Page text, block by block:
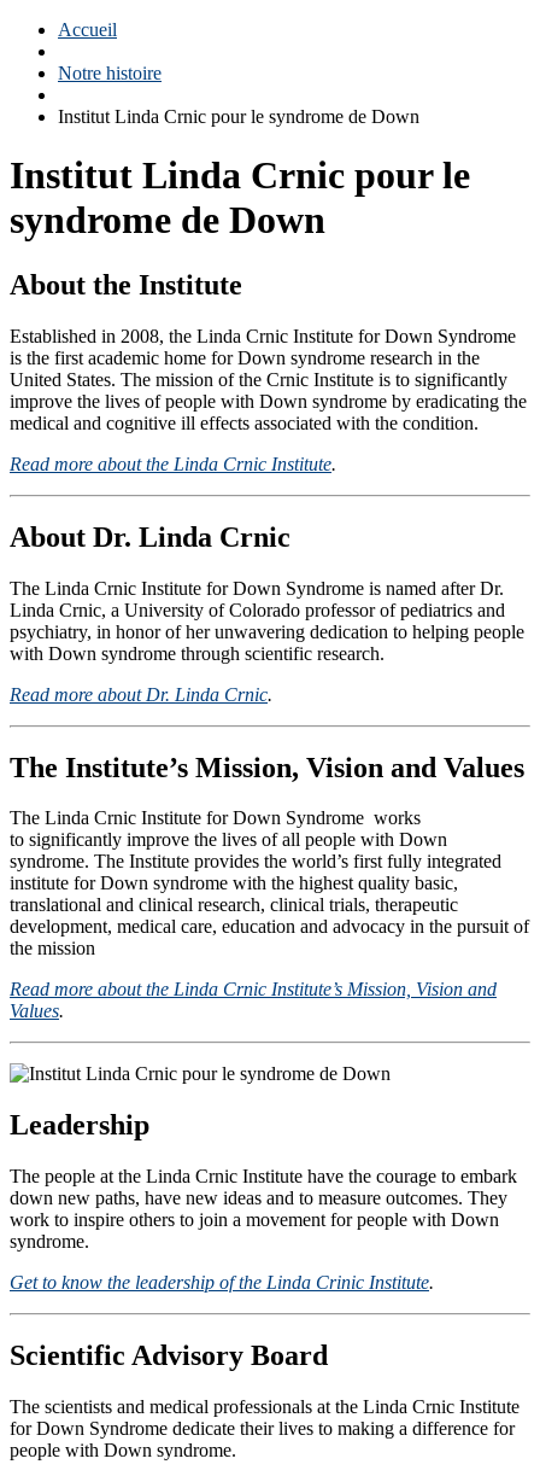
Accueil
Notre histoire
Institut Linda Crnic pour le syndrome de Down
Institut Linda Crnic pour le
syndrome de Down
About the Institute
Established in 2008, the Linda Crnic Institute for Down Syndrome
is the first academic home for Down syndrome research in the
United States. The mission of the Crnic Institute is to significantly
improve the lives of people with Down syndrome by eradicating the
medical and cognitive ill effects associated with the condition.
Read more about the Linda Crnic Institute.
About Dr. Linda Crnic
The Linda Crnic Institute for Down Syndrome is named after Dr.
Linda Crnic, a University of Colorado professor of pediatrics and
psychiatry, in honor of her unwavering dedication to helping people
with Down syndrome through scientific research.
Read more about Dr. Linda Crnic.
The Institute’s Mission, Vision and Values
The Linda Crnic Institute for Down Syndrome works
to significantly improve the lives of all people with Down
syndrome. The Institute provides the world’s first fully integrated
institute for Down syndrome with the highest quality basic,
translational and clinical research, clinical trials, therapeutic
development, medical care, education and advocacy in the pursuit of
the mission
Read more about the Linda Crnic Institute’s Mission, Vision and
Values.
Leadership
The people at the Linda Crnic Institute have the courage to embark
down new paths, have new ideas and to measure outcomes. They
work to inspire others to join a movement for people with Down
syndrome.
Get to know the leadership of the Linda Crinic Institute.
Scientific Advisory Board
The scientists and medical professionals at the Linda Crnic Institute
for Down Syndrome dedicate their lives to making a difference for
people with Down syndrome.